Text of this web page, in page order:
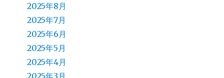
2025年8月
2025年7月
2025年6月
2025年5月
2025年4月
2025年3月